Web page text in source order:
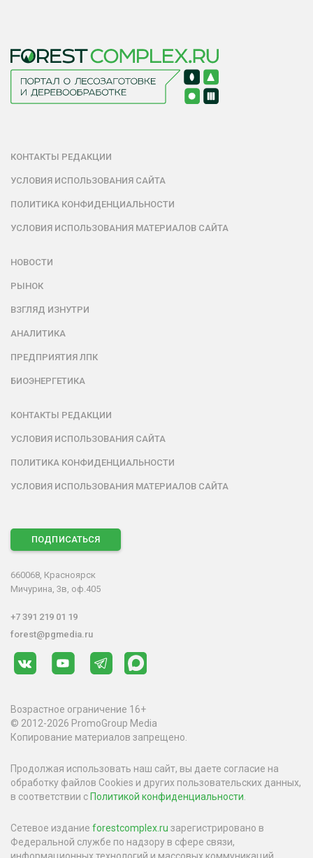
КОНТАКТЫ РЕДАКЦИИ
УСЛОВИЯ ИСПОЛЬЗОВАНИЯ САЙТА
ПОЛИТИКА КОНФИДЕНЦИАЛЬНОСТИ
УСЛОВИЯ ИСПОЛЬЗОВАНИЯ МАТЕРИАЛОВ САЙТА
НОВОСТИ
РЫНОК
ВЗГЛЯД ИЗНУТРИ
АНАЛИТИКА
ПРЕДПРИЯТИЯ ЛПК
БИОЭНЕРГЕТИКА
КОНТАКТЫ РЕДАКЦИИ
УСЛОВИЯ ИСПОЛЬЗОВАНИЯ САЙТА
ПОЛИТИКА КОНФИДЕНЦИАЛЬНОСТИ
УСЛОВИЯ ИСПОЛЬЗОВАНИЯ МАТЕРИАЛОВ САЙТА
ПОДПИСАТЬСЯ
660068, Красноярск
Мичурина, 3в, оф.405
+7 391 219 01 19
forest@pgmedia.ru
Возрастное ограничение 16+
© 2012-2026 PromoGroup Media
Копирование материалов запрещено.
Продолжая использовать наш сайт, вы даете согласие на
обработку файлов Cookies и других пользовательских данных,
в соответствии сПолитикой конфиденциальности
Сетевое издание forestcomplex.ru зарегистрировано в
Федеральной службе по надзору в сфере связи,
информационных технологий и массовых коммуникаций